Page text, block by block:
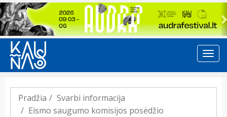
Previous
Pradžia
Svarbi informacija
Eismo saugumo komisijos posėdžio